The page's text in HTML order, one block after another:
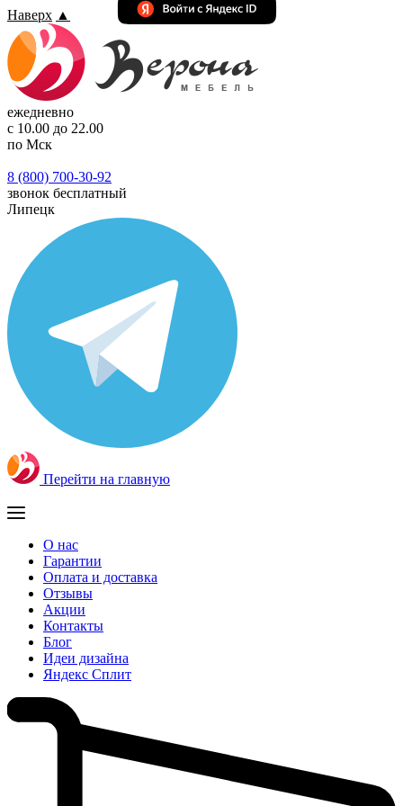
Наверх ▲
ежедневно
с 10.00 до 22.00
по Мск
8 (800) 700-30-92
звонок бесплатный
Липецк
Перейти на главную
О нас
Гарантии
Оплата и доставка
Отзывы
Акции
Контакты
Блог
Идеи дизайна
Яндекс Сплит